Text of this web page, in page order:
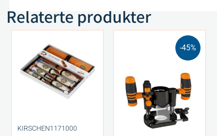
Relaterte produkter
KIRSCHEN1171000
-45%